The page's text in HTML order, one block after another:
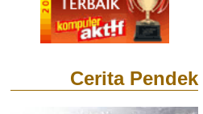
Cerita Pendek